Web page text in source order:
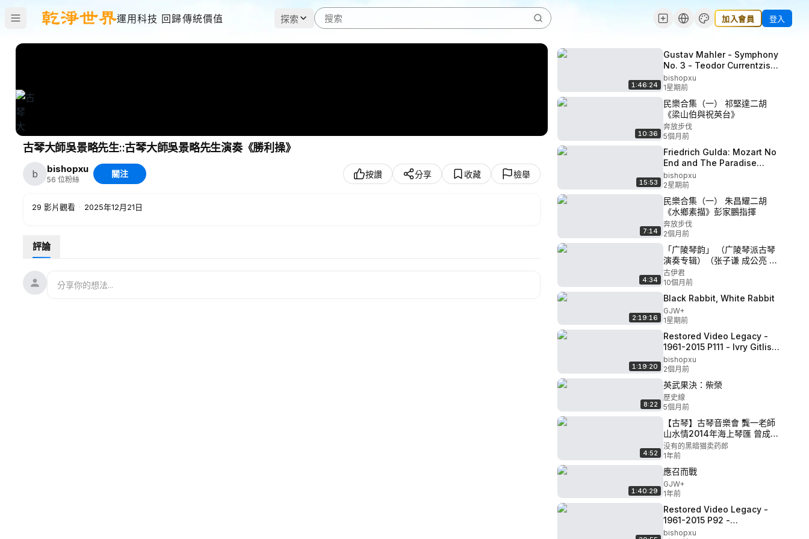
運用科技 回歸傳統價值 探索 加入會員 登入
古琴大師吳景略先生::古琴大師吳景略先生演奏《勝利操》
b bishopxu
56 位粉絲
關注 按讚 分享 收藏 檢舉
29 影片觀看 · 2025年12月21日
評論
1:46:24
Gustav Mahler - Symphony
No. 3 - Teodor Currentzis,
SWR
bishopxu
1星期前
10:36
民樂合集（一） 祁堅達二胡
《梁山伯與祝英台》
奔放步伐
5個月前
15:53
Friedrich Gulda: Mozart No
End and The Paradise
Band (1990) P2 - Friedrich
Gulda Mozart - Sonata in C
minor K 457
bishopxu
2星期前
7:14
民樂合集（一） 朱昌耀二胡
《水鄉素描》彭家鵬指揮
奔放步伐
2個月前
4:34
「广陵琴韵」 （广陵琴派古琴
演奏专辑）（张子谦 成公亮 戴
晓莲 李凤云 刘少椿 梅曰
强）::2 李鳳雲-四大景
古伊君
10個月前
2:19:16
Black Rabbit, White Rabbit
GJW+
1星期前
1:19:20
Restored Video Legacy -
1961-2015 P111 - Ivry Gitlis
interview by Steven Isserlis
recital w. S.Hough video
2011
bishopxu
2個月前
8:22
英武果決：柴榮
歷史線
5個月前
4:52
【古琴】古琴音樂會 龔一老師
山水情2014年海上琴匯 曾成偉
躍進歌聲
没有的黑暗猫卖药郎
1年前
1:40:29
應召而戰
GJW+
1年前
Restored Video Legacy -
1961-2015 P92 -
MENDELSSOHN Symphony
bishopxu